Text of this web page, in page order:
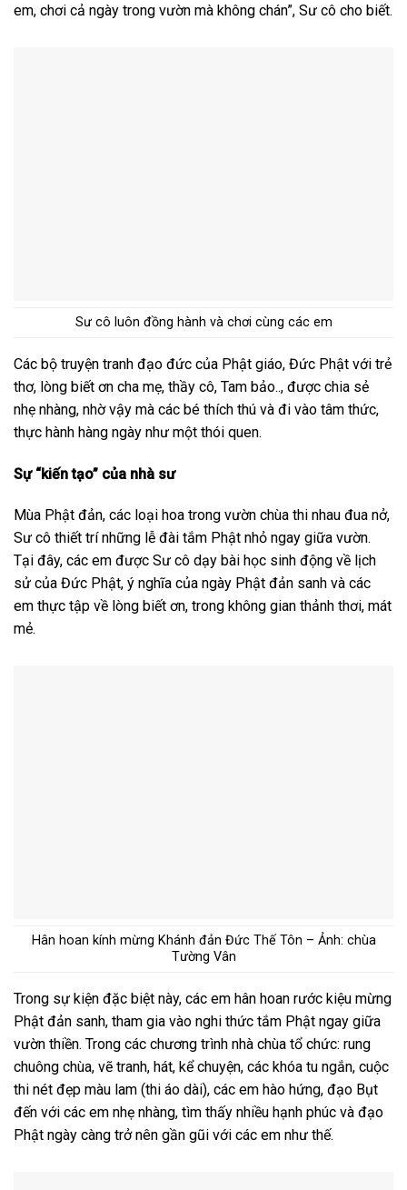
em, chơi cả ngày trong vườn mà không chán”, Sư cô cho biết.
Sư cô luôn đồng hành và chơi cùng các em
Các bộ truyện tranh đạo đức của Phật giáo, Đức Phật với trẻ
thơ, lòng biết ơn cha mẹ, thầy cô, Tam bảo.., được chia sẻ
nhẹ nhàng, nhờ vậy mà các bé thích thú và đi vào tâm thức,
thực hành hàng ngày như một thói quen.
Sự “kiến tạo” của nhà sư
Mùa Phật đản, các loại hoa trong vườn chùa thi nhau đua nở,
Sư cô thiết trí những lễ đài tắm Phật nhỏ ngay giữa vườn.
Tại đây, các em được Sư cô dạy bài học sinh động về lịch
sử của Đức Phật, ý nghĩa của ngày Phật đản sanh và các
em thực tập về lòng biết ơn, trong không gian thảnh thơi, mát
mẻ.
Hân hoan kính mừng Khánh đản Đức Thế Tôn – Ảnh: chùa
Tường Vân
Trong sự kiện đặc biệt này, các em hân hoan rước kiệu mừng
Phật đản sanh, tham gia vào nghi thức tắm Phật ngay giữa
vườn thiền. Trong các chương trình nhà chùa tổ chức: rung
chuông chùa, vẽ tranh, hát, kể chuyện, các khóa tu ngắn, cuộc
thi nét đẹp màu lam (thi áo dài), các em hào hứng, đạo Bụt
đến với các em nhẹ nhàng, tìm thấy nhiều hạnh phúc và đạo
Phật ngày càng trở nên gần gũi với các em như thế.